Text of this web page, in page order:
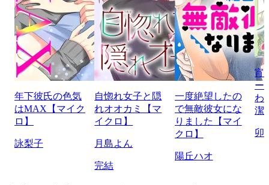
年下彼氏の色気
はMAX【マイク
ロ】
詠梨子
自惚れ女子と隠
れオオカミ【マ
イクロ】
月島よん
完結
一度絶望したの
で無敵彼女にな
りました【マイ
クロ】
陽丘ハオ
宵
ー
わ
潔
卯